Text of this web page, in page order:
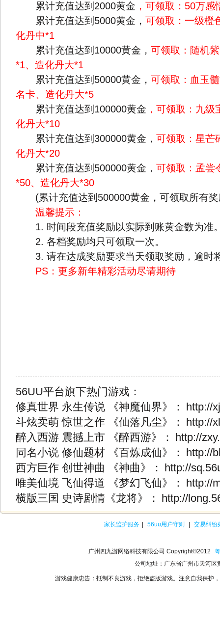
累计充值达到2000黄金 ，可领取：50万
累计充值达到5000黄金， 可领取：一级橙
化丹中*1
累计充值达到10000黄金， 可领取：随机
*1、造化丹大*1
累计充值达到50000黄金， 可领取：血玉
名卡、造化丹大*5
累计充值达到100000黄金 ，可领取：九
化丹大*10
累计充值达到300000黄金， 可领取：星芒
化丹大*20
累计充值达到500000黄金， 可领取：孟尝
*50、造化丹大*30
(累计充值达到500000黄金，可领取所有奖
温馨提示：
1. 时间段充值奖励以实际到账黄金数为准
2. 各档奖励均只可领取一次。
3. 请在达成奖励要求当天领取奖励，逾时
PS：更多新年精彩活动尽请期待
56UU平台旗下热门游戏：
修真世界 永生传说 《神魔仙界》：
http://
斗炫卖萌 惊世之作 《仙落凡尘》：
http://
醉入西游 震撼上市 《醉西游》：
http://
同名小说 修仙题材 《百炼成仙》：
http://
西方巨作 创世神曲 《神曲》：
http://
唯美仙境 飞仙得道 《梦幻飞仙》：
http://
横版三国 史诗剧情《龙将》：
http://
家长监护服务 56uu用户守则 交易纠纷
广州四九游网络科技有限公司 Copyright©2012
公司地址：广东省广州市天河
游戏健康忠告：抵制不良游戏，拒绝盗版游戏。注意自我保护